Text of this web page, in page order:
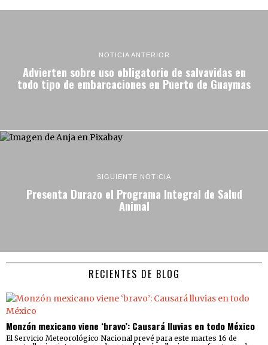
NOTICIA ANTERIOR
Advierten sobre uso obligatorio de salvavidas en
todo tipo de embarcaciones en Puerto de Guaymas
SIGUIENTE NOTICIA
Presenta Durazo el Programa Integral de Salud
Animal
RECIENTES DE BLOG
Monzón mexicano viene ‘bravo’: Causará lluvias en todo México
El Servicio Meteorológico Nacional prevé para este martes 16 de